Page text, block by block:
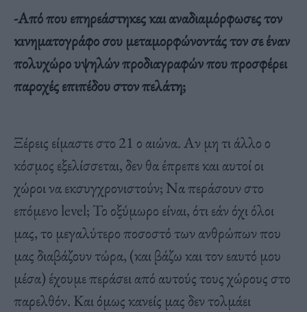
-Aπό που επηρεάστηκες και αναδιαμόρφωσες τον
κινηματογράφο σου μεταμορφώνοντάς τον σε έναν
πολυχώρο υψηλών προδιαγραφών που προσφέρει
παροχές επιπέδου στον πελάτη;
Ξέρεις είμαστε στο 21 ο αιώνα. Αν μη τι άλλο ο
κόσμος εξελίσσεται, δεν θα έπρεπε και αυτοί οι
χώροι να εκσυγχρονιστούν; Να περάσουν στο
επόμενο level; Το οξύμωρο είναι, ότι εάν όχι όλοι
μας, το μεγαλύτερο ποσοστό των ανθρώπων που
μας διαβάζουν τώρα, (και βάζω και τον εαυτό μου
μέσα) έχουμε περάσει από αυτούς τους χώρους στο
παρελθόν. Και όμως κανείς μας δεν τολμάει